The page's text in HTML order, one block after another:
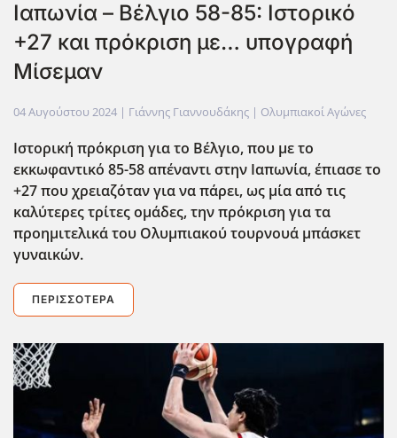
Ιαπωνία – Βέλγιο 58-85: Ιστορικό
+27 και πρόκριση με… υπογραφή
Μίσεμαν
04 Αυγούστου 2024 | Γιάννης Γιαννουδάκης | Ολυμπιακοί Αγώνες
Ιστορική πρόκριση για το Βέλγιο, που με το
εκκωφαντικό 85-58 απέναντι στην Ιαπωνία, έπιασε το
+27 που χρειαζόταν για να πάρει, ως μία από τις
καλύτερες τρίτες ομάδες, την πρόκριση για τα
προημιτελικά του Ολυμπιακού τουρνουά μπάσκετ
γυναικών.
ΠΕΡΙΣΣΌΤΕΡΑ